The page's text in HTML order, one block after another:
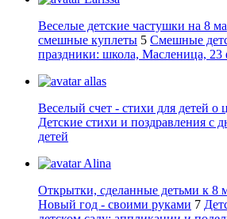
Веселые детские частушки на 8
смешные куплеты 5 Смешные
праздники: школа, Масленица, 23
allas
Веселый счет - стихи для детей
Детские стихи и поздравления с
детей
Alina
Открытки, сделанные детьми к 8
Новый год - своими руками 7